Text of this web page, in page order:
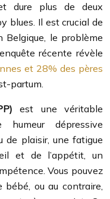
dure plus de deux
blues. Il est crucial de
Belgique, le problème
récente révèle
et 28% des pères
partum.
est une véritable
humeur dépressive
de plaisir, une fatigue
et de l’appétit, un
Vous pouvez
ou au contraire,